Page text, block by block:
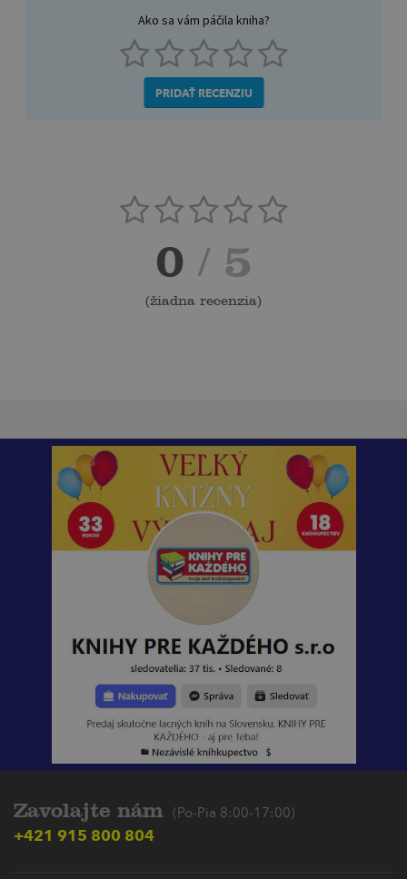
Ako sa vám páčila kniha?
PRIDAŤ RECENZIU
0 / 5
(žiadna recenzia)
Zavolajte nám (Po-Pia 8:00-17:00)
+421 915 800 804